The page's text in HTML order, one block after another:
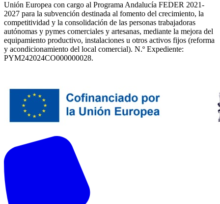
Unión Europea con cargo al Programa Andalucía FEDER 2021-
2027 para la subvención destinada al fomento del crecimiento, la
competitividad y la consolidación de las personas trabajadoras
autónomas y pymes comerciales y artesanas, mediante la mejora del
equipamiento productivo, instalaciones u otros activos fijos (reforma
y acondicionamiento del local comercial). N.º Expediente:
PYM242024CO000000028.